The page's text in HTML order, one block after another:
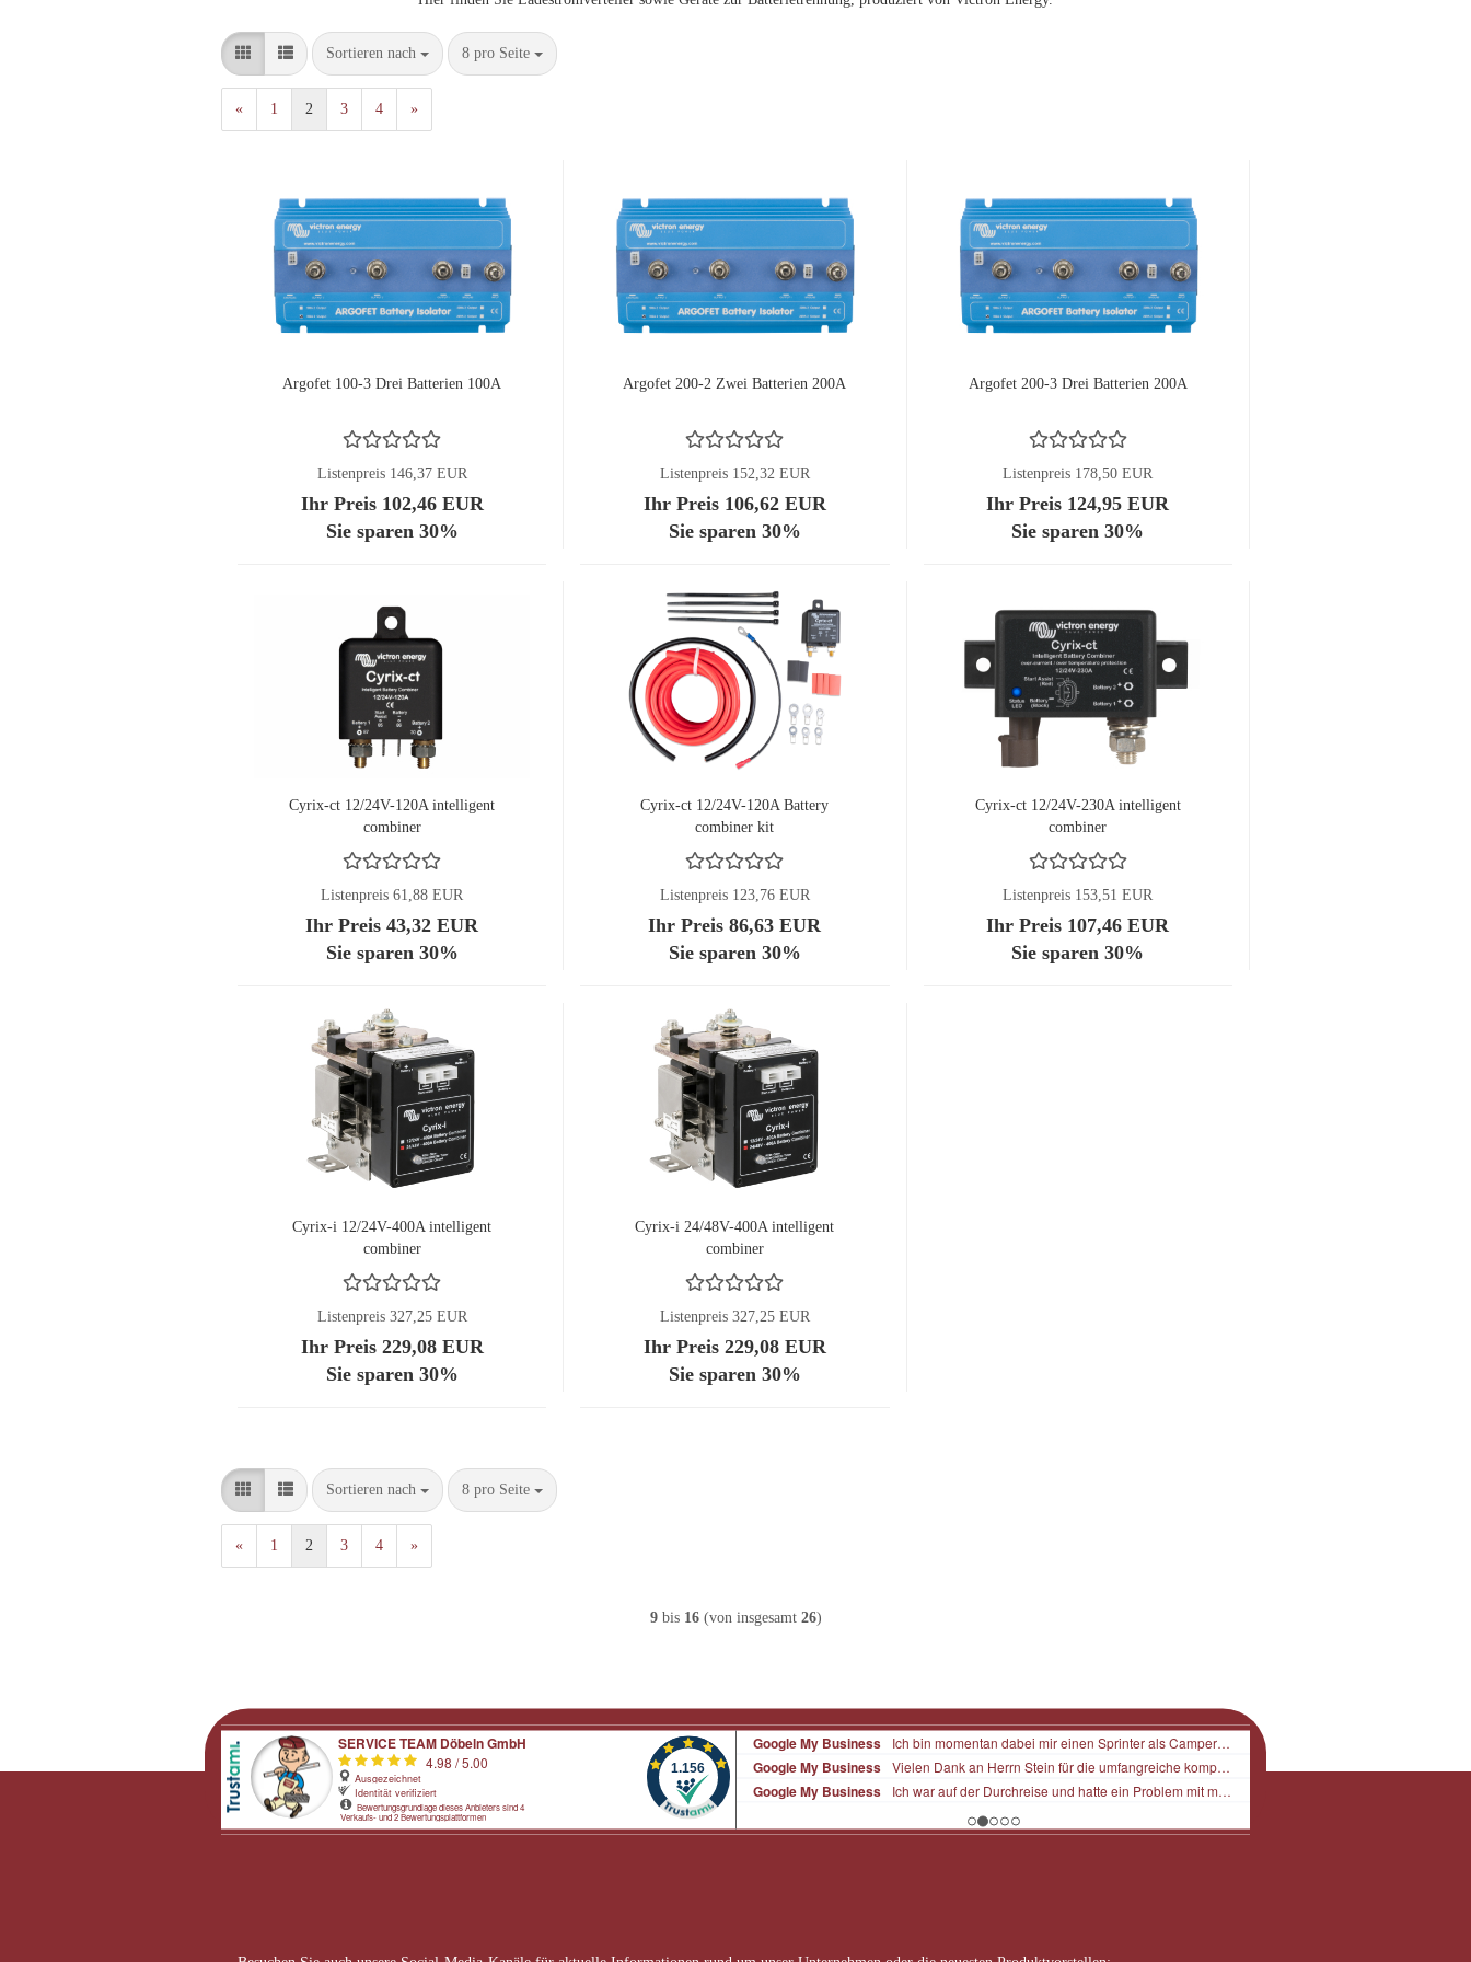
Sortieren nach
Sortieren nach 8 pro Seite
pro Seite
« 1 2 3 4 »
Argofet 100-3 Drei Batterien 100A
Listenpreis 146,37 EUR
Ihr Preis 102,46 EUR
Sie sparen 30%
Argofet 200-2 Zwei Batterien 200A
Listenpreis 152,32 EUR
Ihr Preis 106,62 EUR
Sie sparen 30%
Argofet 200-3 Drei Batterien 200A
Listenpreis 178,50 EUR
Ihr Preis 124,95 EUR
Sie sparen 30%
Cyrix-ct 12/24V-120A intelligent
combiner
Listenpreis 61,88 EUR
Ihr Preis 43,32 EUR
Sie sparen 30%
Cyrix-ct 12/24V-120A Battery
combiner kit
Listenpreis 123,76 EUR
Ihr Preis 86,63 EUR
Sie sparen 30%
Cyrix-ct 12/24V-230A intelligent
combiner
Listenpreis 153,51 EUR
Ihr Preis 107,46 EUR
Sie sparen 30%
Cyrix-i 12/24V-400A intelligent
combiner
Listenpreis 327,25 EUR
Ihr Preis 229,08 EUR
Sie sparen 30%
Cyrix-i 24/48V-400A intelligent
combiner
Listenpreis 327,25 EUR
Ihr Preis 229,08 EUR
Sie sparen 30%
Sortieren nach
Sortieren nach 8 pro Seite
pro Seite
« 1 2 3 4 »
9bis 16(von insgesamt 26)